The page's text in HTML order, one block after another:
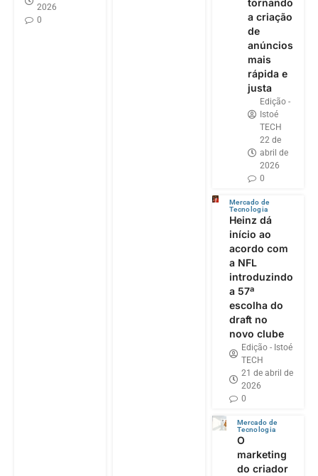
2026
0
tornando
a criação
de
anúncios
mais
rápida e
justa
Edição -
Istoé
TECH
22 de
abril de
2026
0
Mercado de
Tecnologia
Heinz dá
início ao
acordo com
a NFL
introduzindo
a 57ª
escolha do
draft no
novo clube
Edição - Istoé
TECH
21 de abril de
2026
0
Mercado de
Tecnologia
O
marketing
do criador